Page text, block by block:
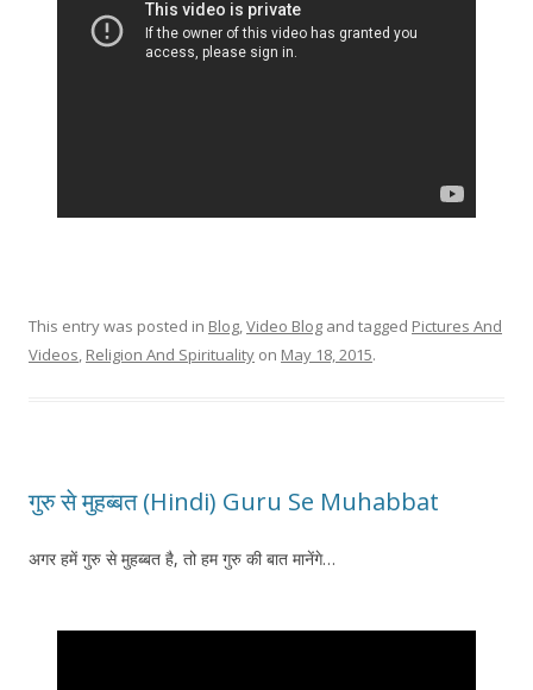
This entry was posted in Blog,Video Blog and tagged Pictures And
Videos, Religion And Spirituality on May 18, 2015.
गुरु से मुहब्बत (Hindi) Guru Se Muhabbat
अगर हमें गुरु से मुहब्बत है, तो हम गुरु की बात मानेंगे…